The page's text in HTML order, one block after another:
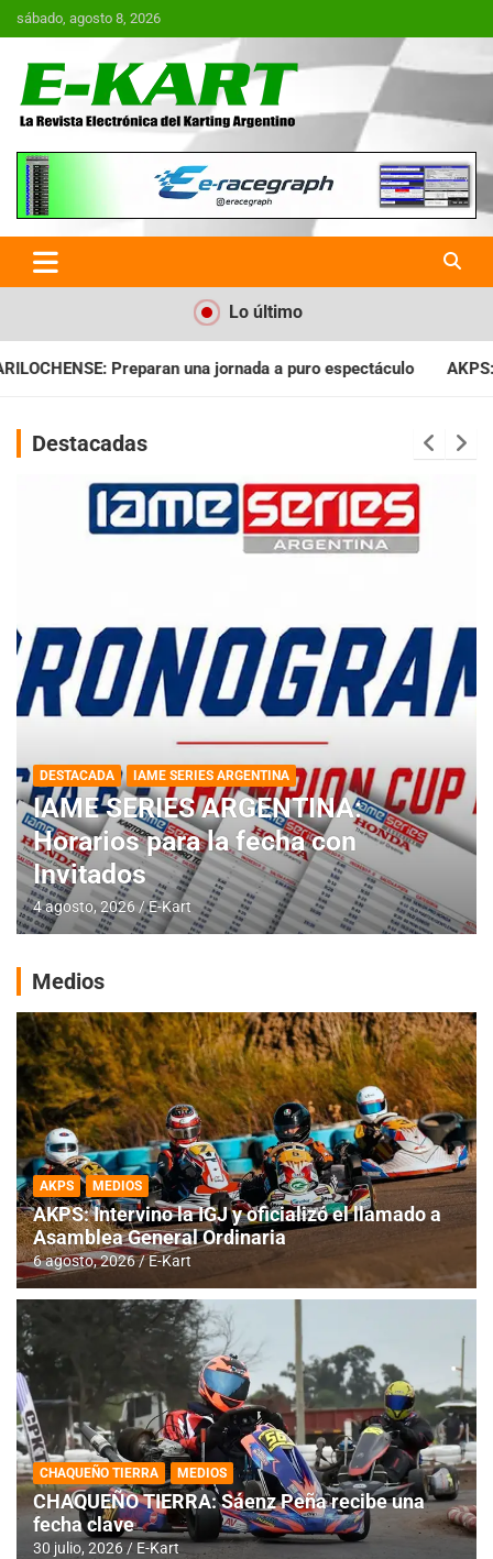
Saltar
al
sábado, agosto 8, 2026
E-Kart.com.ar | La Revista
Electrónica del Karting en
Argentina
Lo último
a puro espectáculo AKPS: Intervino la IGJ y oficializó el
Destacadas
DESTACADA IAME SERIES ARGENTINA
IAME SERIES ARGENTINA:
Horarios para la fecha con
Invitados
4 agosto, 2026 E-Kart
Medios
AKPS MEDIOS
AKPS: Intervino la IGJ y oficializó el llamado a
Asamblea General Ordinaria
6 agosto, 2026 E-Kart
CHAQUEÑO TIERRA MEDIOS
CHAQUEÑO TIERRA: Sáenz Peña recibe una
fecha clave
30 julio, 2026 E-Kart